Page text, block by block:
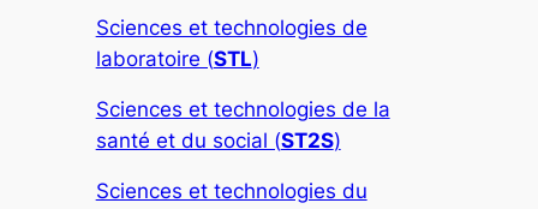
Sciences et technologies de
laboratoire (STL)
Sciences et technologies de la
santé et du social (ST2S)
Sciences et technologies du